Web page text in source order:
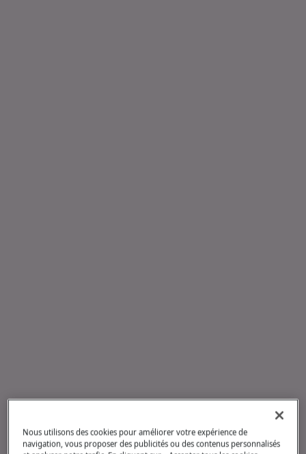
Nous utilisons des cookies pour améliorer votre expérience de
navigation, vous proposer des publicités ou des contenus personnalisés